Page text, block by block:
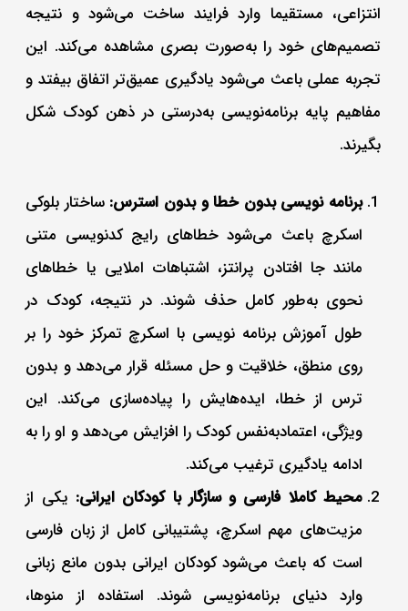
انتزاعی، مستقیما وارد فرایند ساخت می‌شود و نتیجه
تصمیم‌های خود را به‌صورت بصری مشاهده می‌کند. این
تجربه عملی باعث می‌شود یادگیری عمیق‌تر اتفاق بیفتد و
مفاهیم پایه برنامه‌نویسی به‌درستی در ذهن کودک شکل
بگیرند.
برنامه‌ نویسی بدون خطا و بدون استرس: ساختار بلوکی
اسکرچ باعث می‌شود خطاهای رایج کدنویسی متنی
مانند جا افتادن پرانتز، اشتباهات املایی یا خطاهای
نحوی به‌طور کامل حذف شوند. در نتیجه، کودک در
طول آموزش برنامه نویسی با اسکرچ تمرکز خود را بر
روی منطق، خلاقیت و حل مسئله قرار می‌دهد و بدون
ترس از خطا، ایده‌هایش را پیاده‌سازی می‌کند. این
ویژگی، اعتمادبه‌نفس کودک را افزایش می‌دهد و او را به
ادامه یادگیری ترغیب می‌کند.
محیط کاملا فارسی و سازگار با کودکان ایرانی: یکی از
مزیت‌های مهم اسکرچ، پشتیبانی کامل از زبان فارسی
است که باعث می‌شود کودکان ایرانی بدون مانع زبانی
وارد دنیای برنامه‌نویسی شوند. استفاده از منوها،